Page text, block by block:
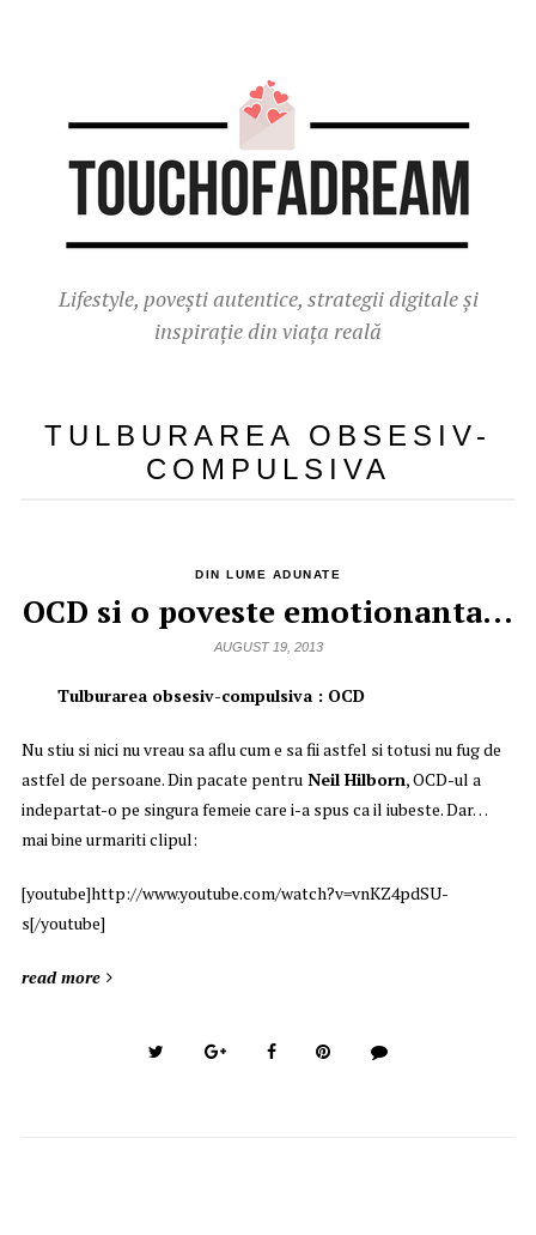
Lifestyle, povești autentice, strategii digitale și
inspirație din viața reală
TULBURAREA OBSESIV-
COMPULSIVA
DIN LUME ADUNATE
OCD si o poveste emotionanta…
AUGUST 19, 2013
Tulburarea obsesiv-compulsiva : OCD
Nu stiu si nici nu vreau sa aflu cum e sa fii astfel si totusi nu fug de
astfel de persoane. Din pacate pentruNeil Hilborn, OCD-ul a
indepartat-o pe singura femeie care i-a spus ca il iubeste. Dar…
mai bine urmariti clipul:
[youtube]http://www.youtube.com/watch?v=vnKZ4pdSU-
s[/youtube]
read more